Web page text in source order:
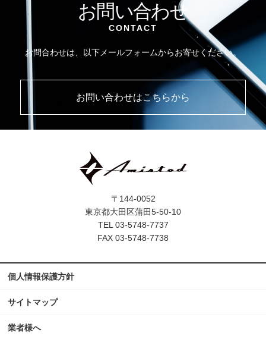
お問い合わせ
CONTACT
お問合わせは、以下メールフォームからお寄せください。
お問い合わせはこちらから
〒144-0052
東京都大田区蒲田5-50-10
TEL 03-5748-7737
FAX 03-5748-7738
個人情報保護方針
サイトマップ
業者様へ